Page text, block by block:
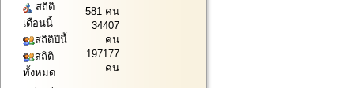
สถิติ
เดือนนี้
สถิติปีนี้
สถิติ
ทั้งหมด
581 คน
34407
คน
197177
คน